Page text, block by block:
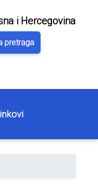
pretraga
i Hercegovina